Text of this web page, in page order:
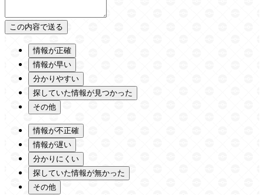
情報が正確
情報が早い
分かりやすい
探していた情報が見つかった
その他
情報が不正確
情報が遅い
分かりにくい
探していた情報が無かった
その他